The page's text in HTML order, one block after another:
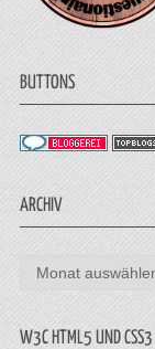
BUTTONS
ARCHIV
Archiv
W3C HTML5 UND CSS3